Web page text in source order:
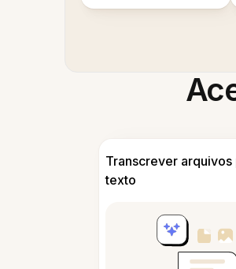
Transcrever arquivos
texto